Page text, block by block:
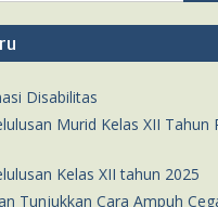
Disabilitas
Murid Kelas XII Tahun
Kelas XII tahun 2025
Tunjukkan Cara Ampuh